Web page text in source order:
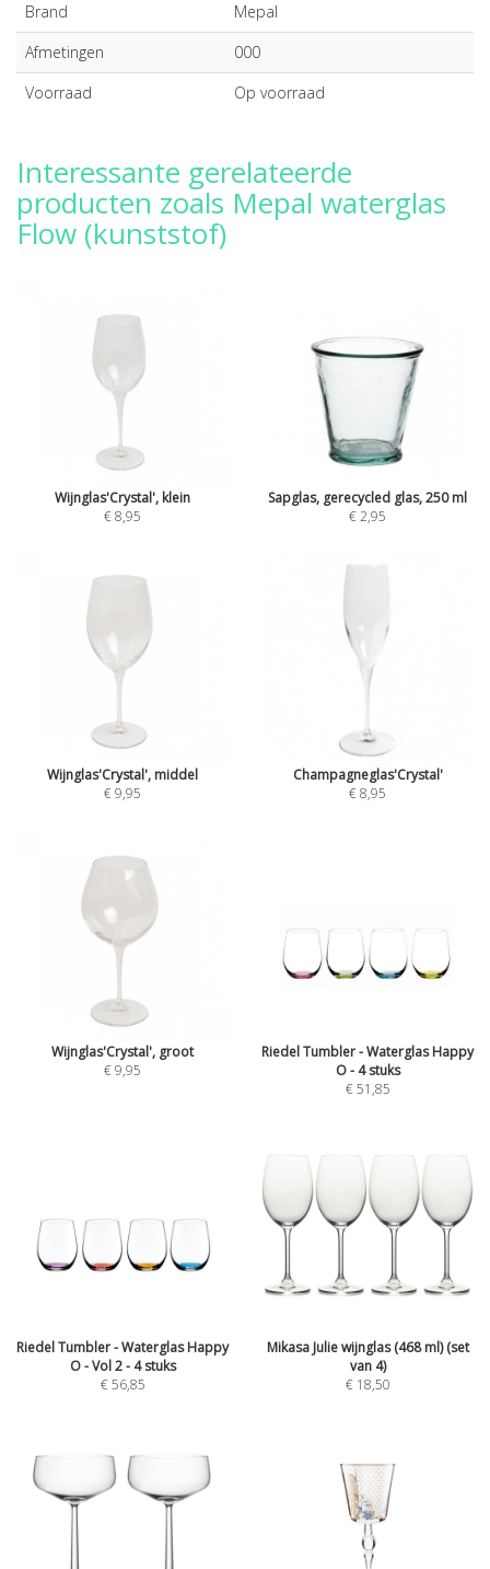
Brand
Mepal
Afmetingen
000
Voorraad
Op voorraad
Interessante gerelateerde
producten zoals Mepal waterglas
Flow (kunststof)
Wijnglas'Crystal', klein
€ 8,95
Sapglas, gerecycled glas, 250 ml
€ 2,95
Wijnglas'Crystal', middel
€ 9,95
Champagneglas'Crystal'
€ 8,95
Wijnglas'Crystal', groot
€ 9,95
Riedel Tumbler - Waterglas Happy
O - 4 stuks
€ 51,85
Riedel Tumbler - Waterglas Happy
O - Vol 2 - 4 stuks
€ 56,85
Mikasa Julie wijnglas (468 ml) (set
van 4)
€ 18,50